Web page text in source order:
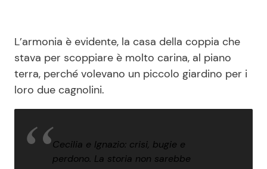
L’armonia è evidente, la casa della coppia che
stava per scoppiare è molto carina, al piano
terra, perché volevano un piccolo giardino per i
loro due cagnolini.
Cecilia e Ignazio: crisi, bugie e
perdono. La storia non sarebbe